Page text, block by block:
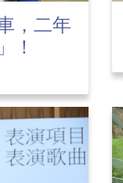
，二年
！